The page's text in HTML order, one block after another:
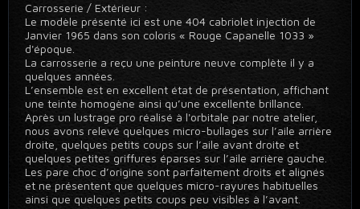
Carrosserie / Extérieur :
Le modèle présenté ici est une 404 cabriolet injection de
Janvier 1965 dans son coloris « Rouge Capanelle 1033 »
d'époque.
La carrosserie a reçu une peinture neuve complète il y a
quelques années.
L’ensemble est en excellent état de présentation, affichant
une teinte homogène ainsi qu’une excellente brillance.
Après un lustrage pro réalisé à l'orbitale par notre atelier,
nous avons relevé quelques micro-bullages sur l’aile arrière
droite, quelques petits coups sur l’aile avant droite et
quelques petites griffures éparses sur l’aile arrière gauche.
Les pare choc d’origine sont parfaitement droits et alignés
et ne présentent que quelques micro-rayures habituelles
ainsi que quelques petits coups peu visibles à l’avant.